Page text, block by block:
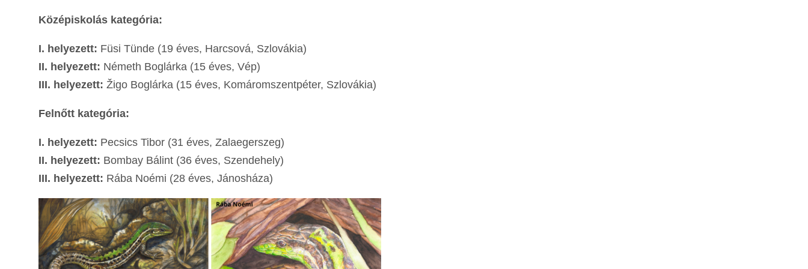
Középiskolás kategória:
I. helyezett: Füsi Tünde (19 éves, Harcsová, Szlovákia)
II. helyezett: Németh Boglárka (15 éves, Vép)
III. helyezett: Žigo Boglárka (15 éves, Komáromszentpéter, Szlovákia)
Felnőtt kategória:
I. helyezett: Pecsics Tibor (31 éves, Zalaegerszeg)
II. helyezett: Bombay Bálint (36 éves, Szendehely)
III. helyezett: Rába Noémi (28 éves, Jánosháza)